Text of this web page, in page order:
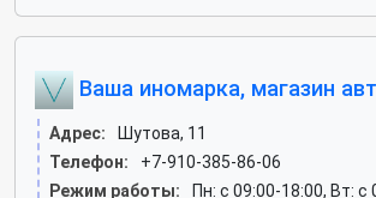
Ваша иномарка, магазин
Адрес:
Шутова, 11
Телефон:
+7-910-385-86-06
Режим работы:
Пн: c 09:00-18:00, Вт: c